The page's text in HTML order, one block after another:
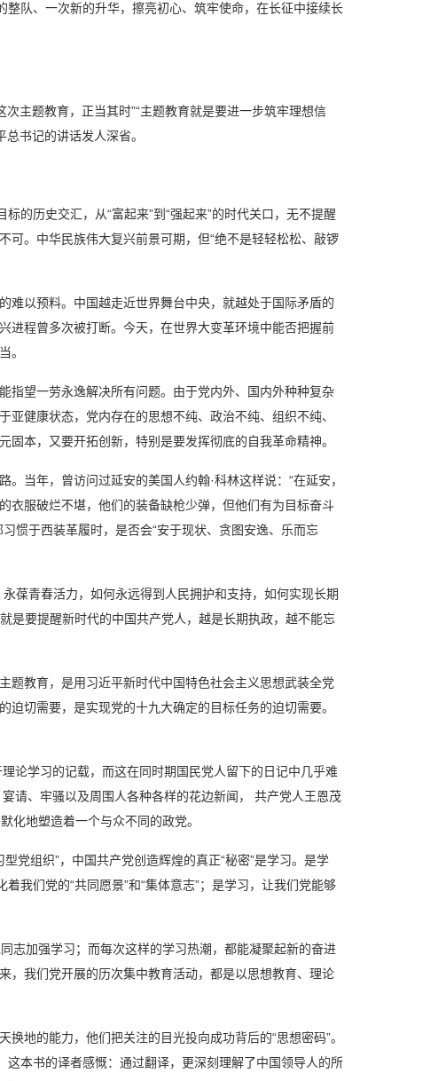
队、一次新的升华，擦亮初心、筑牢使命，在长征中接续长
主题教育，正当其时”“主题教育就是要进一步筑牢理想信
书记的讲话发人深省。
的历史交汇，从“富起来”到“强起来”的时代关口，无不提醒
。中华民族伟大复兴前景可期，但“绝不是轻轻松松、敲锣
难以预料。中国越走近世界舞台中央，就越处于国际矛盾的
进程曾多次被打断。今天，在世界大变革环境中能否把握前
。
指望一劳永逸解决所有问题。由于党内外、国内外种种复杂
健康状态，党内存在的思想不纯、政治不纯、组织不纯、
本，又要开拓创新，特别是要发挥彻底的自我革命精神。
当年，曾访问过延安的美国人约翰·科林这样说：“在延安，
衣服破烂不堪，他们的装备缺枪少弹，但他们有为目标奋斗
惯于西装革履时，是否会“安于现状、贪图安逸、乐而忘
葆青春活力，如何永远得到人民拥护和支持，如何实现长期
是要提醒新时代的中国共产党人，越是长期执政，越不能忘
题教育，是用习近平新时代中国特色社会主义思想武装全党
切需要，是实现党的十九大确定的目标任务的迫切需要。
论学习的记载，而这在同时期国民党人留下的日记中几乎难
请、牢骚以及周围人各种各样的花边新闻， 共产党人王恩茂
化地塑造着一个与众不同的政党。
党组织”，中国共产党创造辉煌的真正“秘密”是学习。是学
我们党的“共同愿景”和“集体意志”；是学习，让我们党能够
志加强学习；而每次这样的学习热潮，都能凝聚起新的奋进
，我们党开展的历次集中教育活动，都是以思想教育、理论
地的能力，他们把关注的目光投向成功背后的“思想密码”。
本书的译者感慨：通过翻译，更深刻理解了中国领导人的所